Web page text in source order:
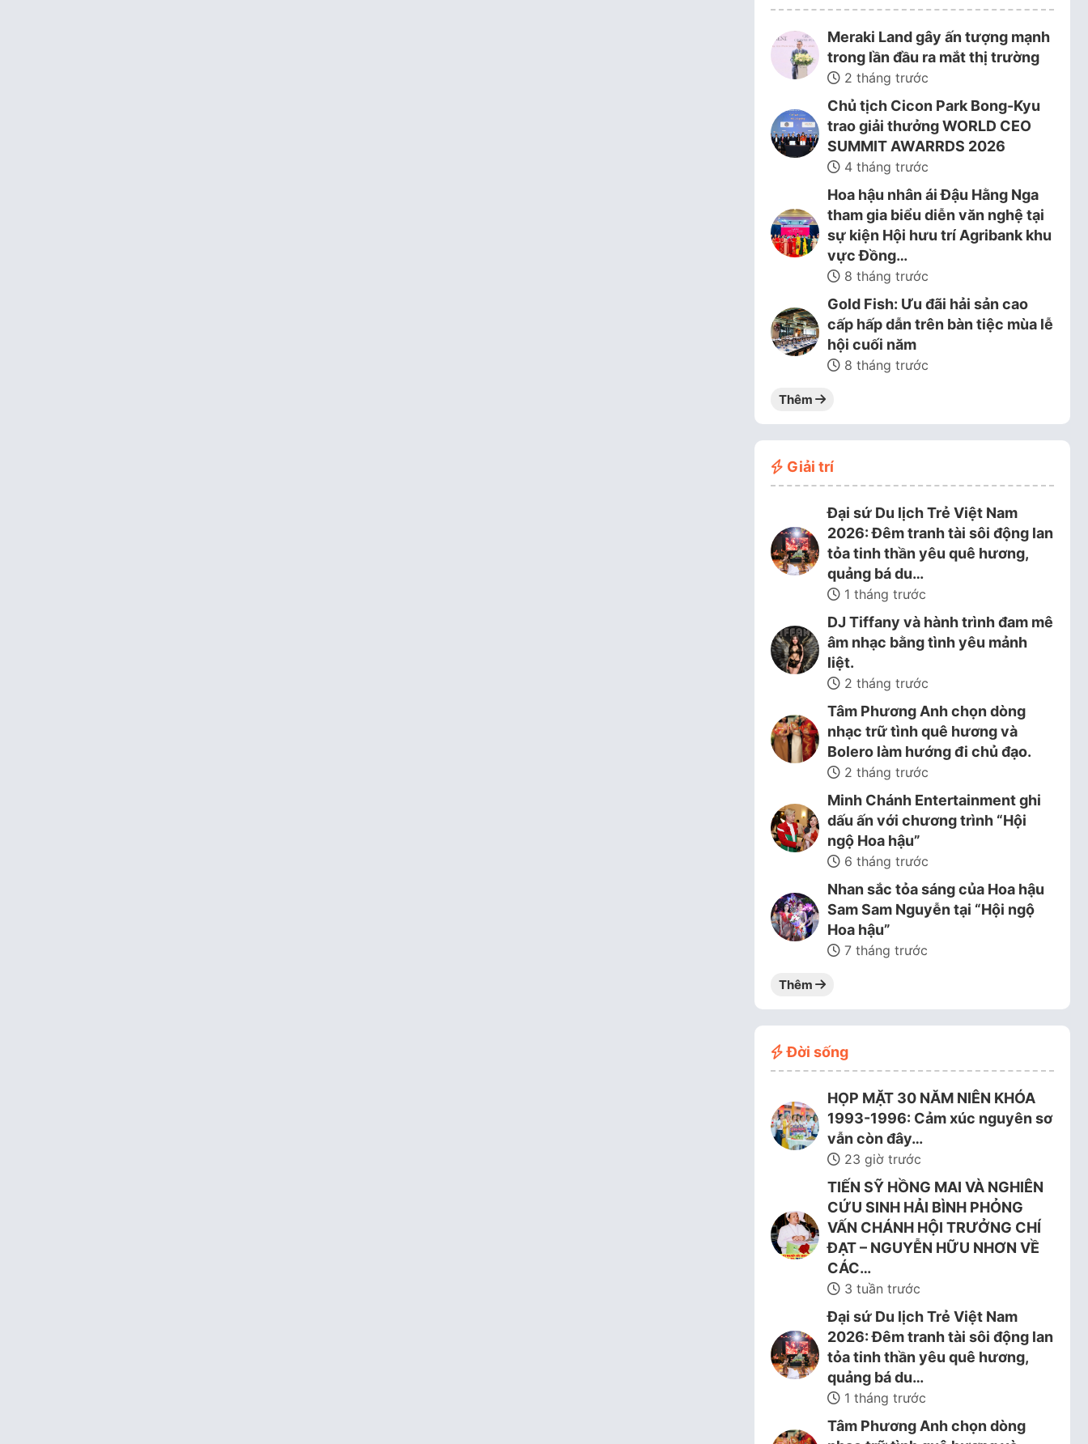
Meraki Land gây ấn tượng mạnh
trong lần đầu ra mắt thị trường
2 tháng trước
Chủ tịch Cicon Park Bong-Kyu
trao giải thưởng WORLD CEO
SUMMIT AWARRDS 2026
4 tháng trước
Hoa hậu nhân ái Đậu Hằng Nga
tham gia biểu diễn văn nghệ tại
sự kiện Hội hưu trí Agribank khu
vực Đồng…
8 tháng trước
Gold Fish: Ưu đãi hải sản cao
cấp hấp dẫn trên bàn tiệc mùa lễ
hội cuối năm
8 tháng trước
Thêm
Giải trí
Đại sứ Du lịch Trẻ Việt Nam
2026: Đêm tranh tài sôi động lan
tỏa tinh thần yêu quê hương,
quảng bá du…
1 tháng trước
DJ Tiffany và hành trình đam mê
âm nhạc bằng tình yêu mảnh
liệt.
2 tháng trước
Tâm Phương Anh chọn dòng
nhạc trữ tình quê hương và
Bolero làm hướng đi chủ đạo.
2 tháng trước
Minh Chánh Entertainment ghi
dấu ấn với chương trình “Hội
ngộ Hoa hậu”
6 tháng trước
Nhan sắc tỏa sáng của Hoa hậu
Sam Sam Nguyễn tại “Hội ngộ
Hoa hậu”
7 tháng trước
Thêm
Đời sống
HỌP MẶT 30 NĂM NIÊN KHÓA
1993-1996: Cảm xúc nguyên sơ
vẫn còn đây…
23 giờ trước
TIẾN SỸ HỒNG MAI VÀ NGHIÊN
CỨU SINH HẢI BÌNH PHỎNG
VẤN CHÁNH HỘI TRƯỞNG CHÍ
ĐẠT – NGUYỄN HỮU NHƠN VỀ
CÁC…
3 tuần trước
Đại sứ Du lịch Trẻ Việt Nam
2026: Đêm tranh tài sôi động lan
tỏa tinh thần yêu quê hương,
quảng bá du…
1 tháng trước
Tâm Phương Anh chọn dòng